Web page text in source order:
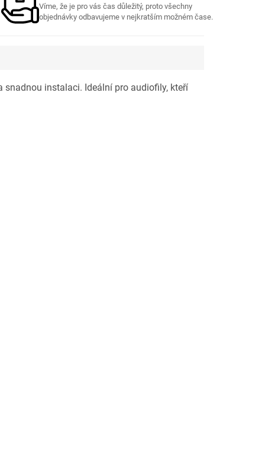
Víme, že je pro vás čas důležitý, proto všechny
objednávky odbavujeme v nejkratším možném čase.
snadnou instalaci. Ideální pro audiofily, kteří